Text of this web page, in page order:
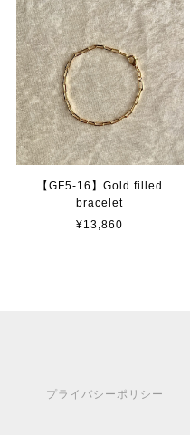
【GF5-16】Gold filled
bracelet
¥13,860
プライバシーポリシー